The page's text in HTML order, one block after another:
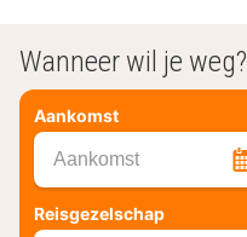
Wanneer wil je weg?
Aankomst
Aankomst
Reisgezelschap